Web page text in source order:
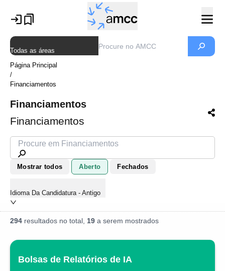
Todas as áreas
Página Principal
/
Financiamentos
Financiamentos
Financiamentos
Mostrar todos Aberto Fechados
Idioma Da Candidatura - Antigo
294 resultados no total, 19 a serem mostrados
Bolsas de Relatórios de IA